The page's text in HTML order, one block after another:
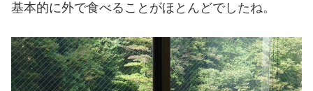
基本的に外で食べることがほとんどでしたね。